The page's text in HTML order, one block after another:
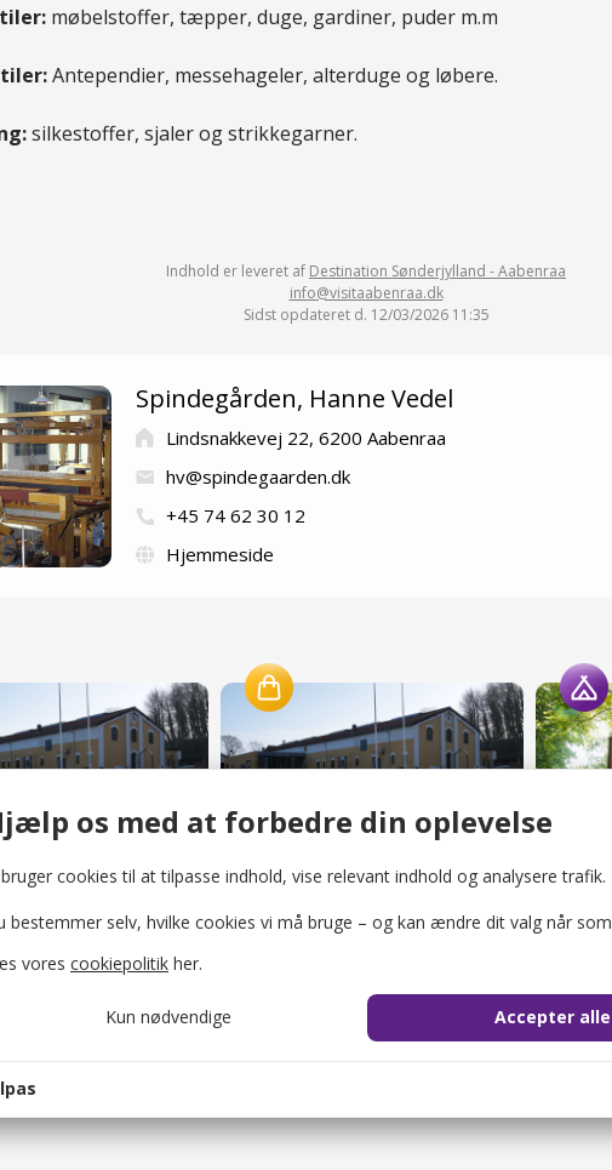
møbelstoffer, tæpper, duge, gardiner, puder m.m
Antependier, messehageler, alterduge og løbere.
silkestoffer, sjaler og strikkegarner.
Indhold er leveret af Destination Sønderjylland - Aabenraa
info@visitaabenraa.dk
Sidst opdateret d. 12/03/2026 11:35
Spindegården, Hanne Vedel
Lindsnakkevej 22, 6200 Aabenraa
hv@spindegaarden.dk
+45 74 62 30 12
Hjemmeside
- Fru Loffs Café
Shopping
os med at forbedre din oplevelse
cookies til at tilpasse indhold, vise relevant indhold og analysere trafik.
bestemmer selv, hvilke cookies vi må bruge – og kan ændre dit valg når
vores cookiepolitik her.
Kun nødvendige Accepter alle